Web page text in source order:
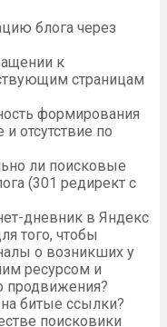
блога через
к
страницам
формирования
отсутствие по
ли поисковые
(301 редирект с
дневник в Яндекс
того, чтобы
о возникших у
ресурсом и
продвижения?
битые ссылки?
поисковики